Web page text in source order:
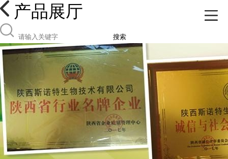
产品展厅
搜索